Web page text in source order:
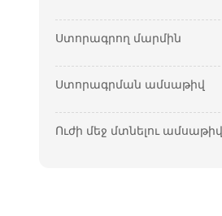
Ստորագրող մարմին
Ստորագրման ամսաթիվ
Ուժի մեջ մտնելու ամսաթիվ